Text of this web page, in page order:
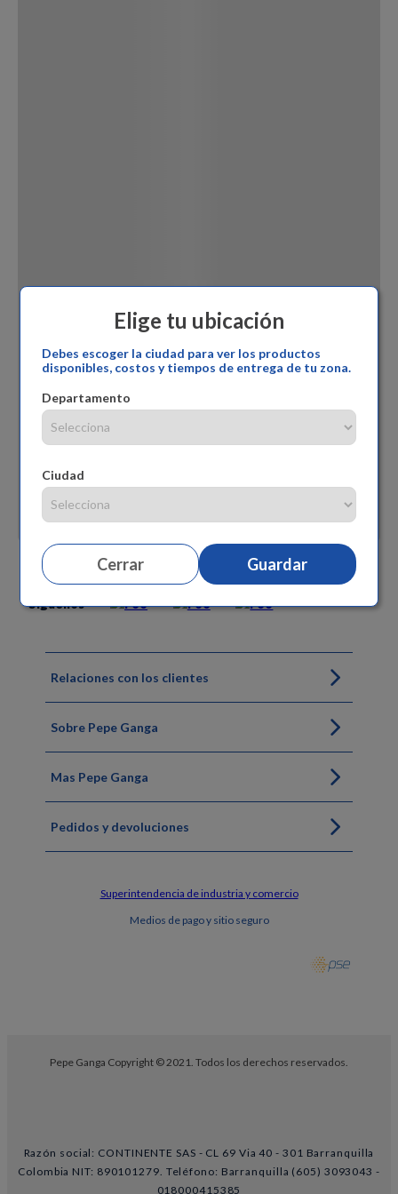
Elige tu ubicación
Debes escoger la ciudad para ver los productos
disponibles, costos y tiempos de entrega de tu zona.
Departamento
Ciudad
Cerrar Guardar
Siguenos
Relaciones con los clientes
Sobre Pepe Ganga
Mas Pepe Ganga
Pedidos y devoluciones
Superintendencia de industria y comercio
Medios de pago y sitio seguro
Pepe Ganga Copyright © 2021. Todos los derechos reservados.
Razón social: CONTINENTE SAS - CL 69 Via 40 - 301 Barranquilla
Colombia NIT: 890101279. Teléfono: Barranquilla (605) 3093043 -
018000415385